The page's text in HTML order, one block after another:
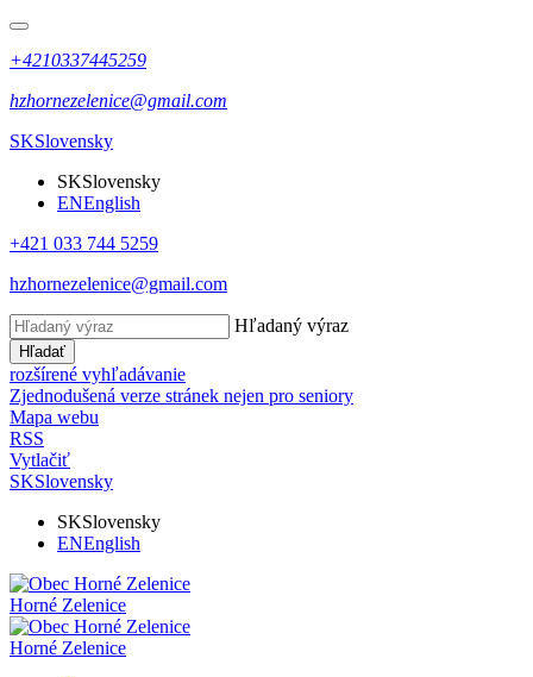
+4210337445259
hzhornezelenice@gmail.com
SKSlovensky
SKSlovensky
ENEnglish
+421 033 744 5259
hzhornezelenice@gmail.com
Hľadaný výraz
Hľadať
rozšírené vyhľadávanie
Zjednodušená verze stránek nejen pro seniory
Mapa webu
RSS
Vytlačiť
SKSlovensky
SKSlovensky
ENEnglish
Horné Zelenice
Horné Zelenice